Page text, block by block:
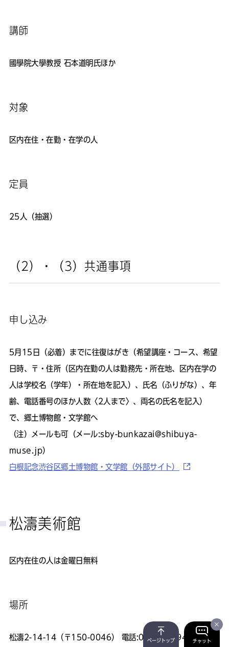
講師
國學院大學教授 石本道明氏ほか
対象
区内在住・在勤・在学の人
定員
25人（抽選）
（2）・（3）共通事項
申し込み
5月15日（必着）までに往復はがき（希望講座・コース、希望
日時、〒・住所（区内在勤の人は勤務先・所在地、区内在学の
人は学校名（学年）・所在地を記入）、氏名（ふりがな）、年
齢、電話番号のほか人数〈2人まで〉、両名の氏名を記入）
で、郷土博物館・文学館へ
（注）メールも可（メール:sby-bunkazai@shibuya-
muse.jp）
白根記念渋谷区郷土博物館・文学館（外部サイト）
松濤美術館
区内在住の人は金曜日無料
場所
松濤2-14-14（〒150-0046） 電話:03-3465-9421
ページトップ